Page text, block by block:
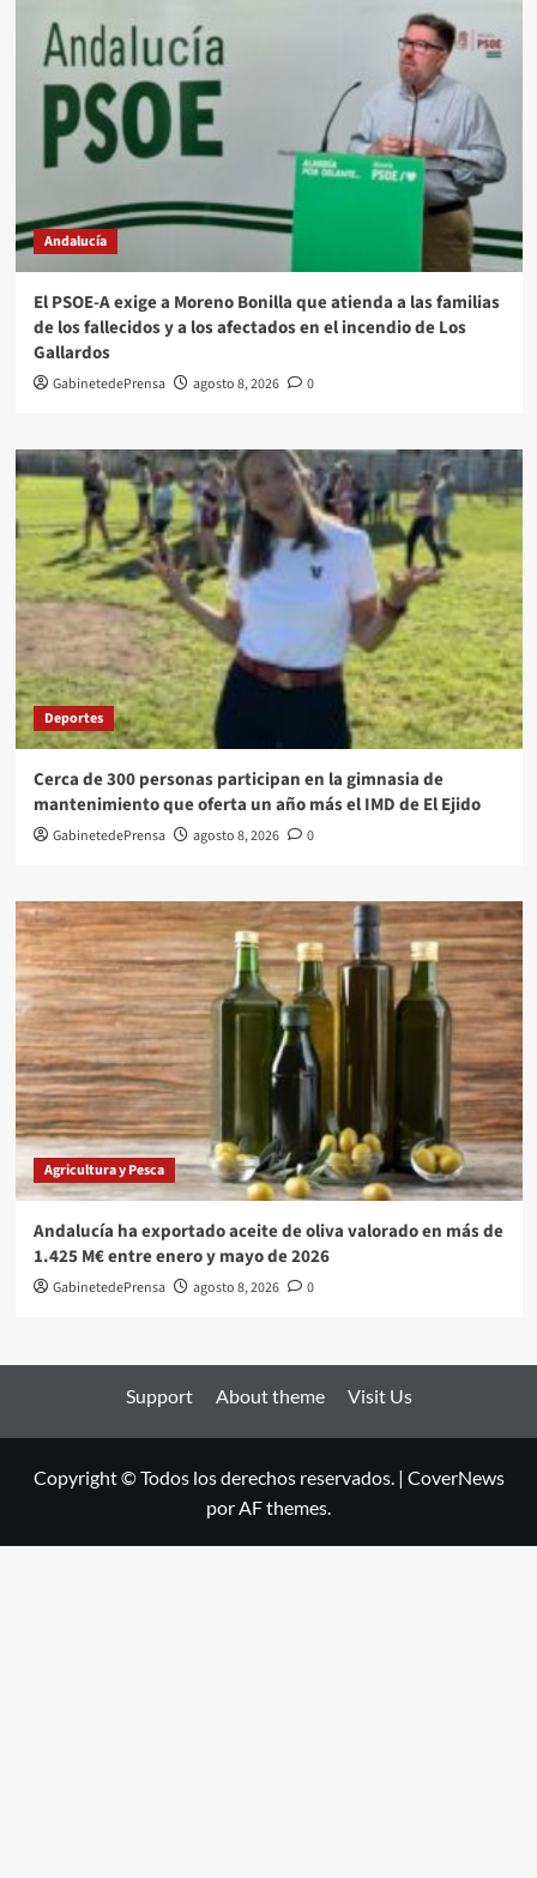
Andalucía
El PSOE-A exige a Moreno Bonilla que atienda a las familias
de los fallecidos y a los afectados en el incendio de Los
Gallardos
GabinetedePrensa agosto 8, 2026 0
Deportes
Cerca de 300 personas participan en la gimnasia de
mantenimiento que oferta un año más el IMD de El Ejido
GabinetedePrensa agosto 8, 2026 0
Agricultura y Pesca
Andalucía ha exportado aceite de oliva valorado en más de
1.425 M€ entre enero y mayo de 2026
GabinetedePrensa agosto 8, 2026 0
Support About theme Visit Us
Copyright © Todos los derechos reservados. | CoverNews
por AF themes.